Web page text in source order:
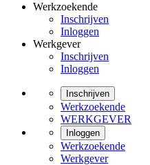
Werkzoekende
Inschrijven
Inloggen
Werkgever
Inschrijven
Inloggen
Inschrijven
Werkzoekende
WERKGEVER
Inloggen
Werkzoekende
Werkgever